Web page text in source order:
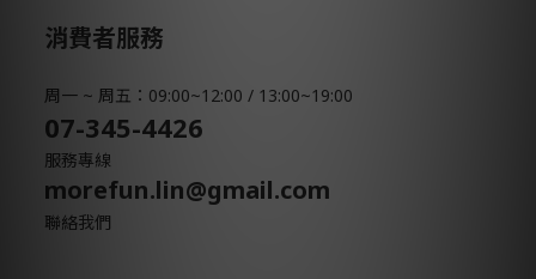
消費者服務
周一 ~ 周五：09:00~12:00 / 13:00~19:00
07-345-4426
服務專線
morefun.lin@gmail.com
聯絡我們